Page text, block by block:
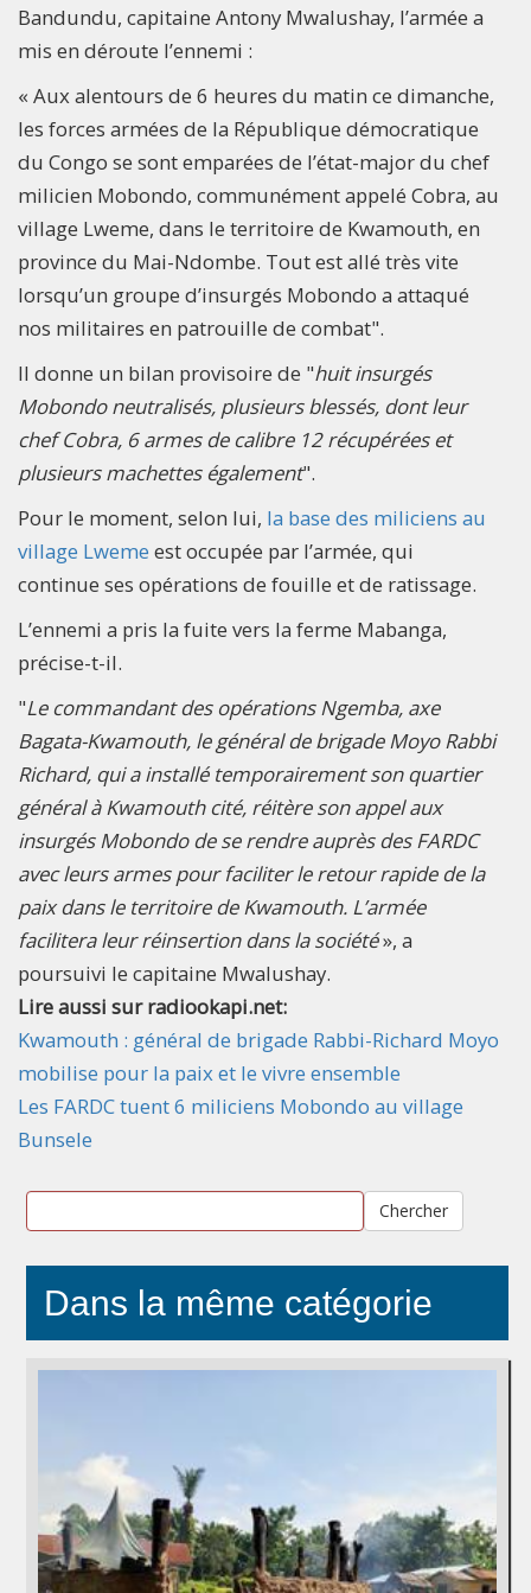
Bandundu, capitaine Antony Mwalushay, l’armée a
mis en déroute l’ennemi :
« Aux alentours de 6 heures du matin ce dimanche,
les forces armées de la République démocratique
du Congo se sont emparées de l’état-major du chef
milicien Mobondo, communément appelé Cobra, au
village Lweme, dans le territoire de Kwamouth, en
province du Mai-Ndombe. Tout est allé très vite
lorsqu’un groupe d’insurgés Mobondo a attaqué
nos militaires en patrouille de combat".
Il donne un bilan provisoire de "huit insurgés
Mobondo neutralisés, plusieurs blessés, dont leur
chef Cobra, 6 armes de calibre 12 récupérées et
plusieurs machettes également".
Pour le moment, selon lui, la base des miliciens au
village Lweme est occupée par l’armée, qui
continue ses opérations de fouille et de ratissage.
L’ennemi a pris la fuite vers la ferme Mabanga,
précise-t-il.
"Le commandant des opérations Ngemba, axe
Bagata-Kwamouth, le général de brigade Moyo Rabbi
Richard, qui a installé temporairement son quartier
général à Kwamouth cité, réitère son appel aux
insurgés Mobondo de se rendre auprès des FARDC
avec leurs armes pour faciliter le retour rapide de la
paix dans le territoire de Kwamouth. L’armée
facilitera leur réinsertion dans la société», a
poursuivi le capitaine Mwalushay.
Lire aussi sur radiookapi.net:
Kwamouth : général de brigade Rabbi-Richard Moyo
mobilise pour la paix et le vivre ensemble
Les FARDC tuent 6 miliciens Mobondo au village
Bunsele
Chercher
Dans la même catégorie